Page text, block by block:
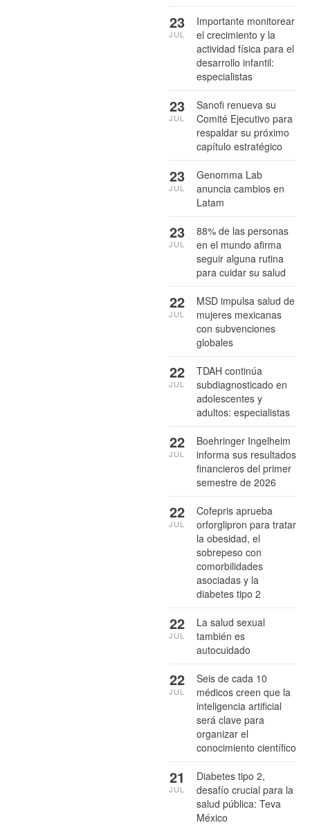
Importante monitorear
el crecimiento y la
actividad física para el
desarrollo infantil:
especialistas
23
JUL
Sanofi renueva su
Comité Ejecutivo para
respaldar su próximo
capítulo estratégico
23
JUL
Genomma Lab
anuncia cambios en
Latam
23
JUL
88% de las personas
en el mundo afirma
seguir alguna rutina
para cuidar su salud
23
JUL
MSD impulsa salud de
mujeres mexicanas
con subvenciones
globales
22
JUL
TDAH continúa
subdiagnosticado en
adolescentes y
adultos: especialistas
22
JUL
Boehringer Ingelheim
informa sus resultados
financieros del primer
semestre de 2026
22
JUL
Cofepris aprueba
orforglipron para tratar
la obesidad, el
sobrepeso con
comorbilidades
asociadas y la
diabetes tipo 2
22
JUL
La salud sexual
también es
autocuidado
22
JUL
Seis de cada 10
médicos creen que la
inteligencia artificial
será clave para
organizar el
conocimiento científico
22
JUL
Diabetes tipo 2,
desafío crucial para la
salud pública: Teva
México
21
JUL